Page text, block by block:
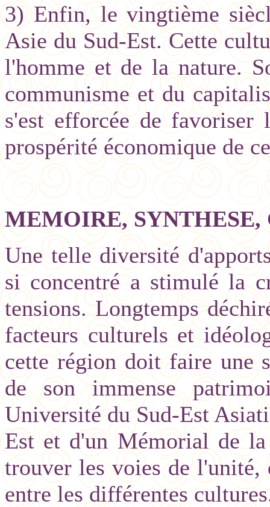
3) Enfin, le vingtième
Asie du Sud-Est. Cette
l'homme et de la nature.
communisme et du
s'est efforcée de favoriser
prospérité économique de
MEMOIRE, SYNTHESE,
Une telle diversité
si concentré a stimulé la
tensions. Longtemps
facteurs culturels et
cette région doit faire une
de son immense
Université du Sud-Est
Est et d'un Mémorial de
trouver les voies de l'unité,
entre les différentes